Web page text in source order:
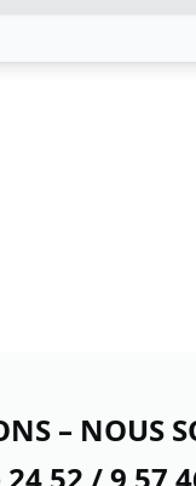
– NOUS